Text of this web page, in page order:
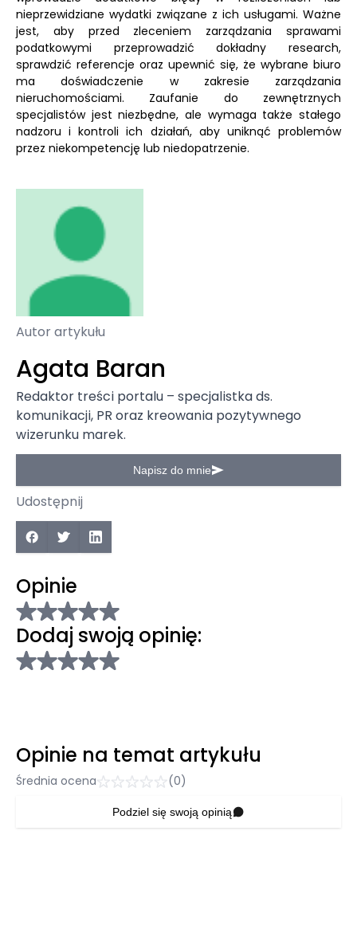
nieprzewidziane wydatki związane z ich usługami. Ważne
jest, aby przed zleceniem zarządzania sprawami
podatkowymi przeprowadzić dokładny research,
sprawdzić referencje oraz upewnić się, że wybrane biuro
ma doświadczenie w zakresie zarządzania
nieruchomościami. Zaufanie do zewnętrznych
specjalistów jest niezbędne, ale wymaga także stałego
nadzoru i kontroli ich działań, aby uniknąć problemów
przez niekompetencję lub niedopatrzenie.
Autor artykułu
Agata Baran
Redaktor treści portalu – specjalistka ds.
komunikacji, PR oraz kreowania pozytywnego
wizerunku marek.
Napisz do mnie
Udostępnij
Opinie
Dodaj swoją opinię:
Opinie na temat artykułu
Średnia ocena (0)
Podziel się swoją opinią